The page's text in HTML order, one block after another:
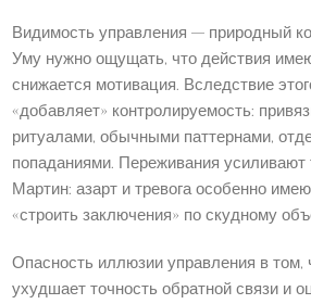
Видимость управления — природный
Уму нужно ощущать, что действия
снижается мотивация. Вследствие
«добавляет» контролируемость:
ритуалами, обычными паттернами,
попаданиями. Переживания усиливают
Мартин: азарт и тревога особенно
«строить заключения» по скудному
Опасность иллюзии управления в том,
ухудшает точность обратной связи и